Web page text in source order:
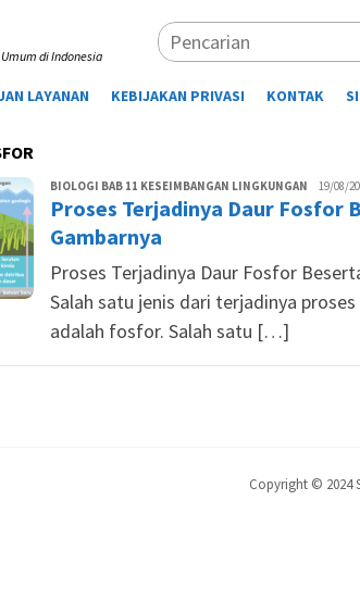
di Indonesia
LAYANAN KEBIJAKAN PRIVASI KONTAK
BIOLOGI BAB 11 KESEIMBANGAN LINGKUNGAN Desi
Lestari
19/08/
Proses Terjadinya Daur Fosfor
Gambarnya
Proses Terjadinya Daur Fosfor
Salah satu jenis dari terjadinya
adalah fosfor. Salah satu […]
Copyright © 2024